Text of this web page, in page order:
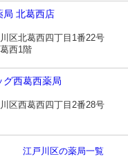
局 北葛西店
区北葛西四丁目1番22号
西1階
グ西葛西薬局
区西葛西四丁目2番28号
江戸川区の薬局一覧